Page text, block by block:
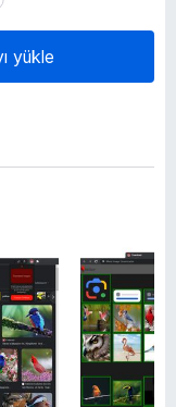
yükle